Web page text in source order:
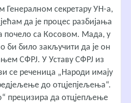
секретару УН-а,
да је процес разбијања
почело са Косовом. Мада, у
би било закључити да је он
СФРЈ. У Уставу СФРЈ из
се реченица „Народи имају
до отцјепјељења“.
прецизира да отцјепљење